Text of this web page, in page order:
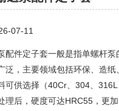
07-11
配件定子套一般是指单螺杆泵
泛，主要领域包括环保、造纸
可供选择（40Cr、304、
理后，硬度可达HRC55，更